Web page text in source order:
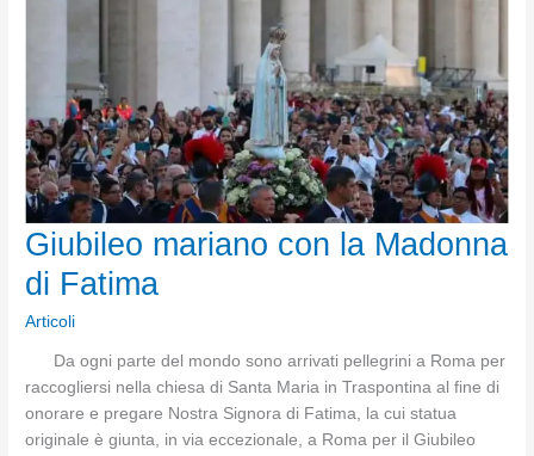
sulle
orme
dei
Savoia
Giubileo mariano con la Madonna
di Fatima
Articoli
Da ogni parte del mondo sono arrivati pellegrini a Roma per
raccogliersi nella chiesa di Santa Maria in Traspontina al fine di
onorare e pregare Nostra Signora di Fatima, la cui statua
originale è giunta, in via eccezionale, a Roma per il Giubileo